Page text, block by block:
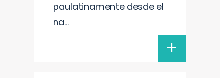
paulatinamente desde el
na...
+